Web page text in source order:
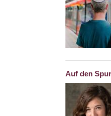
Auf den